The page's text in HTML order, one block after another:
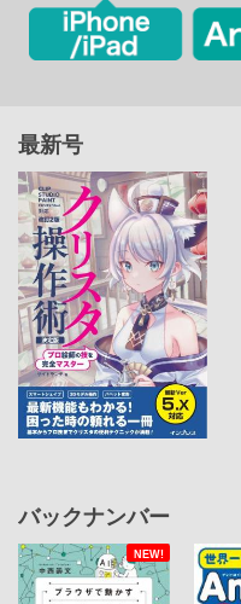
最新号
バックナンバー
NEW!